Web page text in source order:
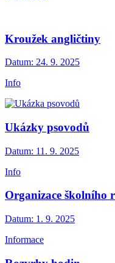
Kroužek angličtiny
Datum: 24. 9. 2025
Info
Ukázky psovodů
Datum: 11. 9. 2025
Info
Organizace školního
Datum: 1. 9. 2025
Informace